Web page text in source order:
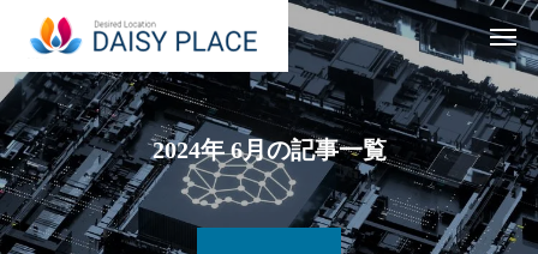
2024年 6月の記事一覧